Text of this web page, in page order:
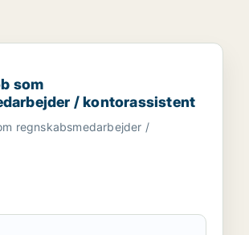
/ akademisk medarbejder
regnskabsmedarbejder /
som
/ kontorassistent
regnskabsmedarbejder /